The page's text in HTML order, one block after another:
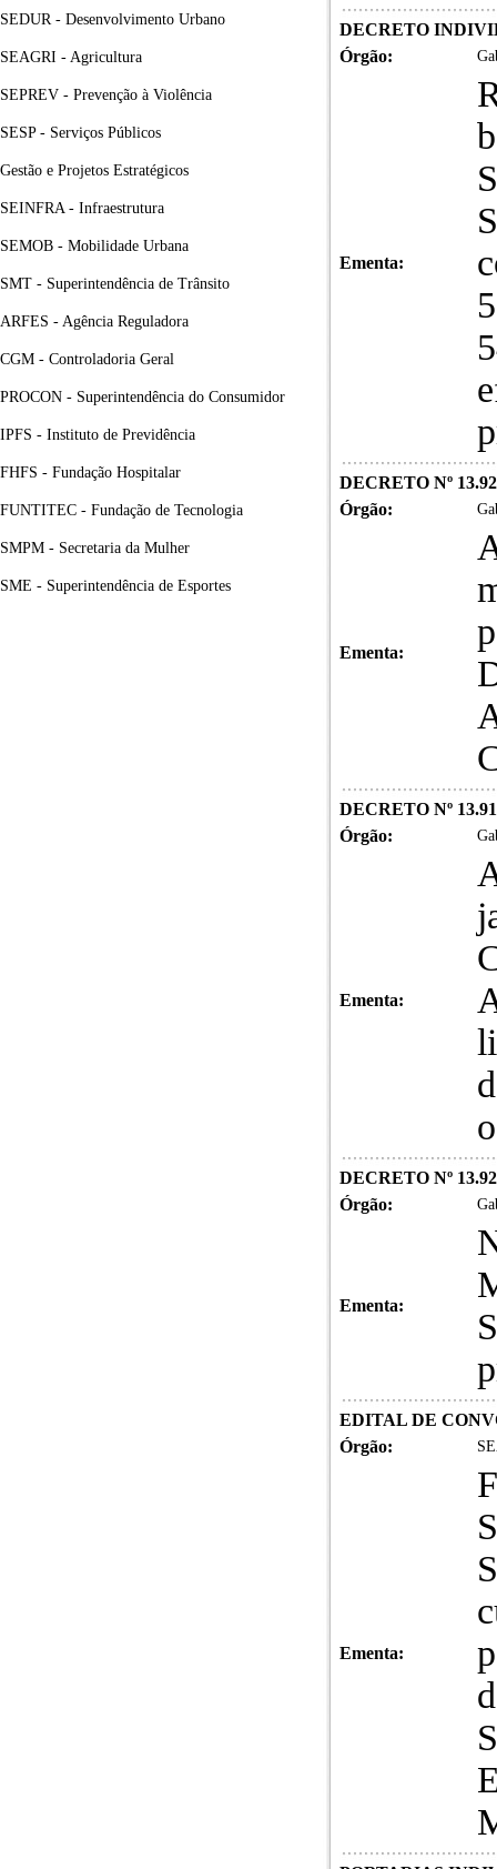
SEDUR - Desenvolvimento Urbano
SEAGRI - Agricultura
SEPREV - Prevenção à Violência
SESP - Serviços Públicos
Gestão e Projetos Estratégicos
SEINFRA - Infraestrutura
SEMOB - Mobilidade Urbana
SMT - Superintendência de Trânsito
ARFES - Agência Reguladora
CGM - Controladoria Geral
PROCON - Superintendência do Consumidor
IPFS - Instituto de Previdência
FHFS - Fundação Hospitalar
FUNTITEC - Fundação de Tecnologia
SMPM - Secretaria da Mulher
SME - Superintendência de Esportes
DECRETO
Órgão:
Ementa:
DECRETO Nº
Órgão:
Ementa:
DECRETO Nº
Órgão:
Ementa:
DECRETO Nº
Órgão:
Ementa:
EDITAL DE
Órgão:
Ementa: